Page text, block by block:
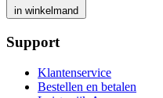
in winkelmand
Support
Klantenservice
Bestellen en betalen